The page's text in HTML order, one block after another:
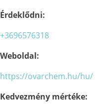
Érdeklődni:
+3696576318
Weboldal:
https://ovarchem.hu/hu/
Kedvezmény mértéke: